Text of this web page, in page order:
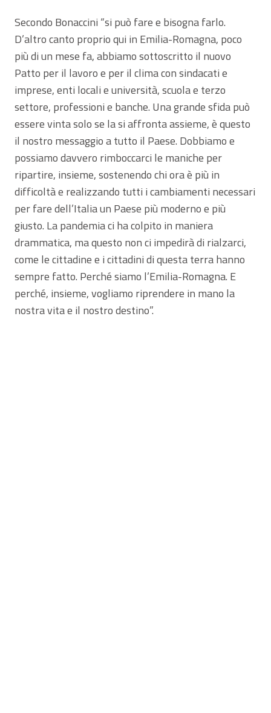
Secondo Bonaccini “si può fare e bisogna farlo.
D’altro canto proprio qui in Emilia-Romagna, poco
più di un mese fa, abbiamo sottoscritto il nuovo
Patto per il lavoro e per il clima con sindacati e
imprese, enti locali e università, scuola e terzo
settore, professioni e banche. Una grande sfida può
essere vinta solo se la si affronta assieme, è questo
il nostro messaggio a tutto il Paese. Dobbiamo e
possiamo davvero rimboccarci le maniche per
ripartire, insieme, sostenendo chi ora è più in
difficoltà e realizzando tutti i cambiamenti necessari
per fare dell’Italia un Paese più moderno e più
giusto. La pandemia ci ha colpito in maniera
drammatica, ma questo non ci impedirà di rialzarci,
come le cittadine e i cittadini di questa terra hanno
sempre fatto. Perché siamo l’Emilia-Romagna. E
perché, insieme, vogliamo riprendere in mano la
nostra vita e il nostro destino”.